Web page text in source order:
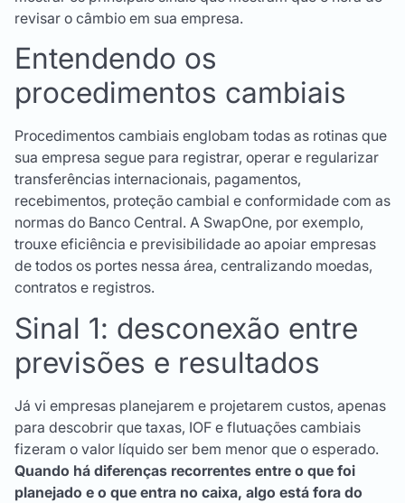
revisar o câmbio em sua empresa.
Entendendo os
procedimentos cambiais
Procedimentos cambiais englobam todas as rotinas que
sua empresa segue para registrar, operar e regularizar
transferências internacionais, pagamentos,
recebimentos, proteção cambial e conformidade com as
normas do Banco Central. A SwapOne, por exemplo,
trouxe eficiência e previsibilidade ao apoiar empresas
de todos os portes nessa área, centralizando moedas,
contratos e registros.
Sinal 1: desconexão entre
previsões e resultados
Já vi empresas planejarem e projetarem custos, apenas
para descobrir que taxas, IOF e flutuações cambiais
fizeram o valor líquido ser bem menor que o esperado.
Quando há diferenças recorrentes entre o que foi
planejado e o que entra no caixa, algo está fora do